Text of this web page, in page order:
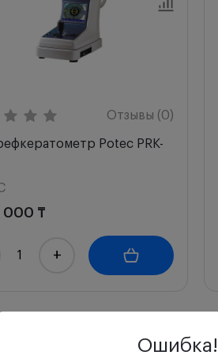
Отзывы (0)
Potec PRK-
000 ₸
+
Ошибка!